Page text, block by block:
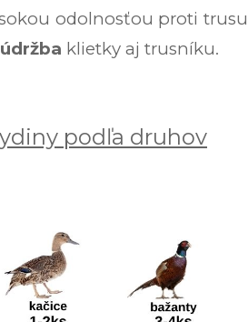
odolnosťou proti trusu
klietky aj trusníku.
podľa druhov